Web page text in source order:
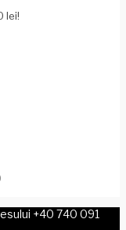
lei!
+40 740 091